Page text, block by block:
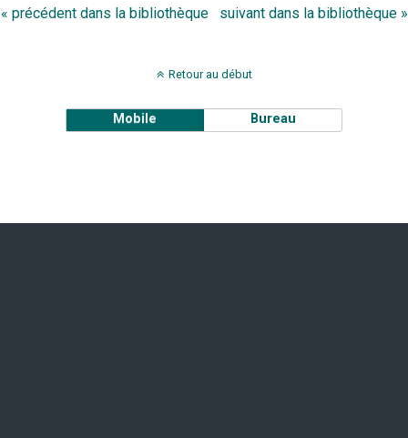
« précédent dans la bibliothèque suivant dans la bibliothèque »
Retour au début
Mobile Bureau